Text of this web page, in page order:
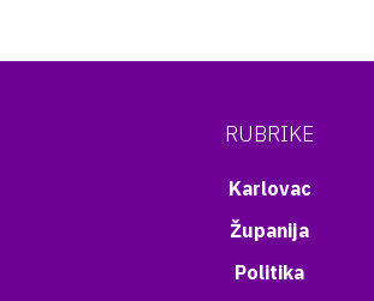
RUBRIKE
Karlovac
Županija
Politika